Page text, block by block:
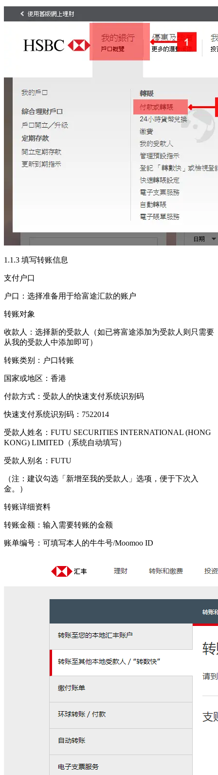
1.1.3 填写转账信息
支付户口
户口：选择准备用于给富途汇款的账户
转账对象
收款人：选择新的受款人（如已将富途添加为受款人则只需要
从我的受款人中添加即可）
转账类别：户口转账
国家或地区：香港
付款方式：受款人的快速支付系统识别码
快速支付系统识别码：7522014
受款人姓名：FUTU SECURITIES INTERNATIONAL (HONG
KONG) LIMITED（系统自动填写）
受款人别名：FUTU
（注：建议勾选「新增至我的受款人」选项，便于下次入
金。）
转账详细资料
转账金额：输入需要转账的金额
账单编号：可填写本人的牛牛号/Moomoo ID